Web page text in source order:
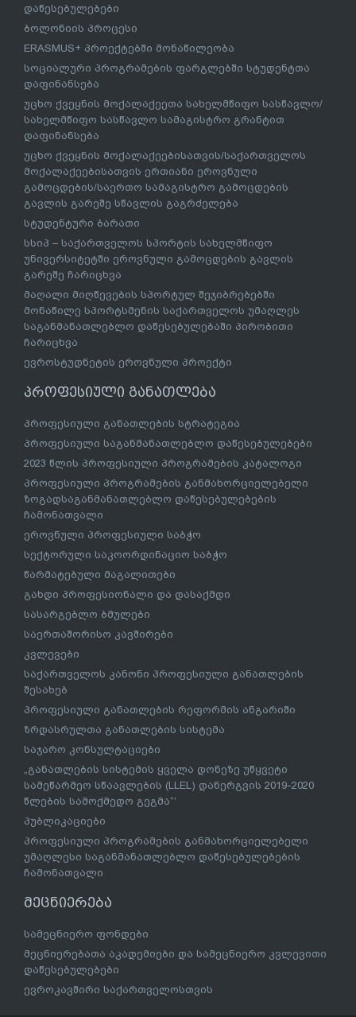
დაწესებულებები
ბოლონიის პროცესი
ERASMUS+ პროექტებში მონაწილეობა
სოციალური პროგრამების ფარგლებში სტუდენტთა
დაფინანსება
უცხო ქვეყნის მოქალაქეეთა სახელმწიფო სასწავლო/
სახელმწიფო სასწავლო სამაგისტრო გრანტით
დაფინანსება
უცხო ქვეყნის მოქალაქეებისათვის/საქართველოს
მოქალაქეებისათვის ერთიანი ეროვნული
გამოცდების/საერთო სამაგისტრო გამოცდების
გავლის გარეშე სწავლის გაგრძელება
სტუდენტური ბარათი
სსიპ – საქართველოს სპორტის სახელმწიფო
უნივერსიტეტში ეროვნული გამოცდების გავლის
გარეშე ჩარიცხვა
მაღალი მიღწევების სპორტულ შეჯიბრებებში
მონაწილე სპორტსმენის საქართველოს უმაღლეს
საგანმანათლებლო დაწესებულებაში პირობითი
ჩარიცხვა
ევროსტუდნეტის ეროვნული პროექტი
პროფესიული განათლება
პროფესიული განათლების სტრატეგია
პროფესიული საგანმანათლებლო დაწესებულებები
2023 წლის პროფესიული პროგრამების კატალოგი
პროფესიული პროგრამების განმახორციელებელი
ზოგადსაგანმანათლებლო დაწესებულებების
ჩამონათვალი
ეროვნული პროფესიული საბჭო
სექტორული საკოორდინაციო საბჭო
წარმატებული მაგალითები
გახდი პროფესიონალი და დასაქმდი
სასარგებლო ბმულები
საერთაშორისო კავშირები
კვლევები
საქართველოს კანონი პროფესიული განათლების
შესახებ
პროფესიული განათლების რეფორმის ანგარიში
ზრდასრულთა განათლების სისტემა
საჯარო კონსულტაციები
„განათლების სისტემის ყველა დონეზე უწყვეტი
სამეწარმეო სწაავლების (LLEL) დანერგვის 2019-2020
წლების სამოქმედო გეგმა“’
პუბლიკაციები
პროფესიული პროგრამების განმახორციელებელი
უმაღლესი საგანმანათლებლო დაწესებულებების
ჩამონათვალი
მეცნიერება
სამეცნიერო ფონდები
მეცნიერებათა აკადემიები და სამეცნიერო კვლევითი
დაწესებულებები
ევროკავშირი საქართველოსთვის